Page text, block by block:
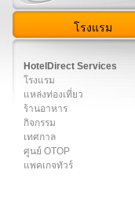
โรงแรม
HotelDirect Services
โรงแรม
แหล่งท่องเที่ยว
ร้านอาหาร
กิจกรรม
เทศกาล
ศูนย์ OTOP
แพคเกจทัวร์